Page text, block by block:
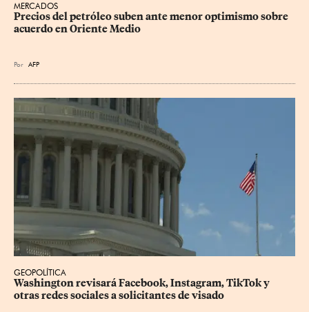
MERCADOS
Precios del petróleo suben ante menor optimismo sobre
acuerdo en Oriente Medio
Por AFP
GEOPOLÍTICA
Washington revisará Facebook, Instagram, TikTok y
otras redes sociales a solicitantes de visado